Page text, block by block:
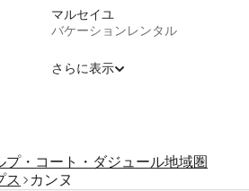
マルセイユ
バケーションレンタル
さらに表示
プ・コート・ダジュール地域圏
ス
カンヌ